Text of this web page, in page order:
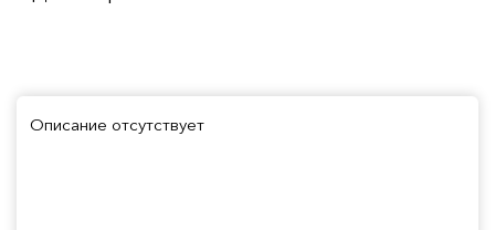
Описание отсутствует